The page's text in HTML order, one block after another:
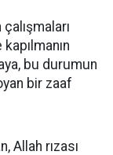
bu durumun
bir zaaf
Allah rızası